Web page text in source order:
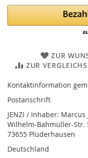
ZUR
ZUR
Kontaktinformation
Postanschrift
JENZI / Inhaber: Marcus
Wilhelm-Bahmüller-Str.
73655 Plüderhausen
Deutschland